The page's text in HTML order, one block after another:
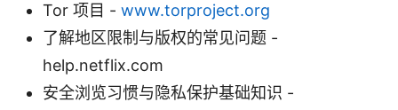
Tor 项目 - www.torproject.org
了解地区限制与版权的常见问题 -
help.netflix.com
安全浏览习惯与隐私保护基础知识 -